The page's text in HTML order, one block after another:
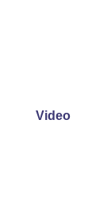
Video